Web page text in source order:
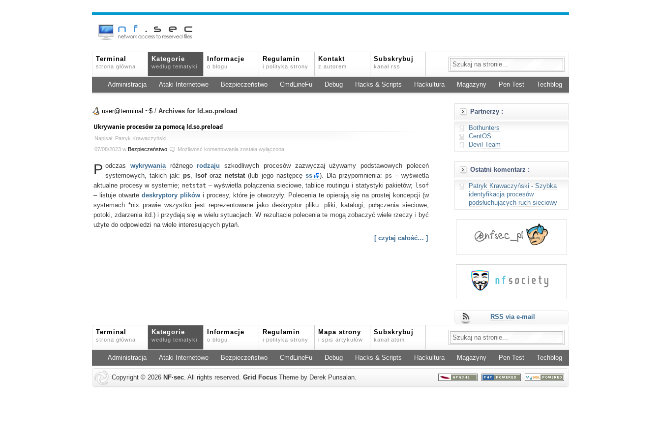
Terminal
strona główna
Kategorie
według tematyki
Informacje
o blogu
Regulamin
i polityka strony
Kontakt
z autorem
Subskrybuj
kanał rss
Administracja Ataki Internetowe Bezpieczeństwo CmdLineFu Debug Hacks & Scripts Hackultura Magazyny Pen Test Techblog
user@terminal:~$ / Archives for ld.so.preload
Ukrywanie procesów za pomocą ld.so.preload
Napisał: Patryk Krawaczyński
07/08/2023 w Bezpieczeństwo Możliwość komentowania Ukrywanie
za
pomocą
ld.so.preload
została wyłączona
P odczas wykrywaniaróżnego rodzaju szkodliwych procesów zazwyczaj używamy podstawowych poleceń
systemowych, takich jak:ps, lsoforaznetstat(lub jego następcę ss ). Dla przypomnienia: ps – wyświetla
aktualne procesy w systemie; netstat – wyświetla połączenia sieciowe, tablice routingu i statystyki pakietów; lsof
– listuje otwarte deskryptory plików i procesy, które je otworzyły. Polecenia te opierają się na prostej koncepcji (w
systemach *nix prawie wszystko jest reprezentowane jako deskryptor pliku: pliki, katalogi, połączenia sieciowe,
potoki, zdarzenia itd.) i przydają się w wielu sytuacjach. W rezultacie polecenia te mogą zobaczyć wiele rzeczy i być
użyte do odpowiedzi na wiele interesujących pytań.
[ czytaj całość… ]
Partnerzy :
Bothunters
CentOS
Devil Team
Ostatni komentarz :
Patryk Krawaczyński - Szybka
identyfikacja procesów
podsłuchujących ruch sieciowy
RSS via e-mail
Terminal
strona główna
Kategorie
według tematyki
Informacje
o blogu
Regulamin
i polityka strony
Mapa strony
i spis artykułów
Subskrybuj
kanał atom
Administracja Ataki Internetowe Bezpieczeństwo CmdLineFu Debug Hacks & Scripts Hackultura Magazyny Pen Test Techblog
Copyright © 2026 NF·sec. All rights reserved. Grid Focus Theme by Derek Punsalan.